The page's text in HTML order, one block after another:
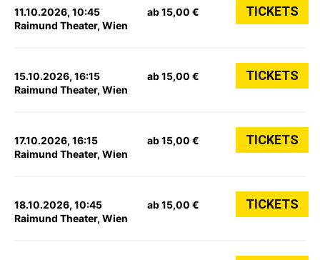
11.10.2026, 10:45
Raimund Theater, Wien
ab 15,00 € TICKETS
15.10.2026, 16:15
Raimund Theater, Wien
ab 15,00 € TICKETS
17.10.2026, 16:15
Raimund Theater, Wien
ab 15,00 € TICKETS
18.10.2026, 10:45
Raimund Theater, Wien
ab 15,00 € TICKETS